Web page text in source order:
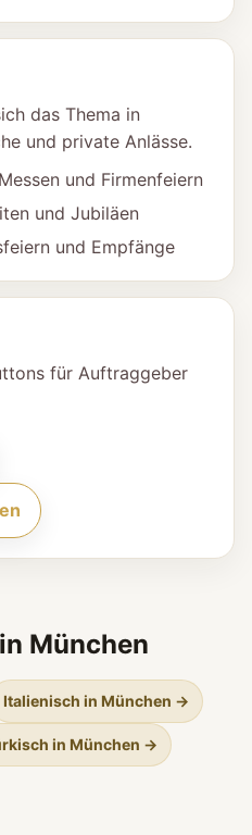
das Thema in
und private Anlässe.
und Firmenfeiern
und Jubiläen
und Empfänge
für Auftraggeber
München
Italienisch in München →
in München →